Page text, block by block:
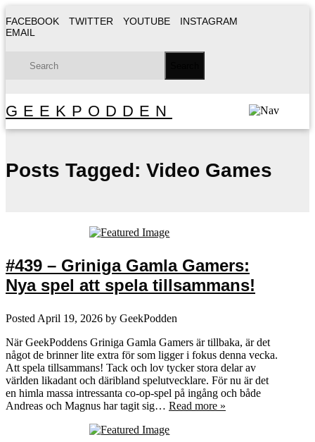
FACEBOOK TWITTER YOUTUBE
INSTAGRAM
EMAIL
GEEKPODDEN
Posts Tagged: Video Games
#439 – Griniga Gamla Gamers:
Nya spel att spela tillsammans!
Posted April 19, 2026 by GeekPodden
När GeekPoddens Griniga Gamla Gamers är tillbaka, är det
något de brinner lite extra för som ligger i fokus denna vecka.
Att spela tillsammans! Tack och lov tycker stora delar av
världen likadant och däribland spelutvecklare. För nu är det
en himla massa intressanta co-op-spel på ingång och både
Andreas och Magnus har tagit sig… Read more »